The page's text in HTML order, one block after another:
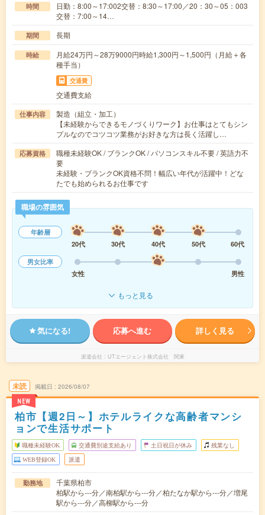
時間
日勤：8:00～17:002交替：8:30～17:00／20：30～05：003
交替：7:00～14…
期間 長期
時給
月給24万円～28万9000円時給1,300円～1,500円（月給＋各
種手当）
交通費
交通費支給
仕事内容
製造（組立・加工）
【未経験からできるモノづくりワーク】お仕事はとてもシン
プルなのでコツコツ業務がお好きな方は長く活躍し…
応募資格
職種未経験OK / ブランクOK / パソコンスキル不要 / 英語力不
要
未経験・ブランクOK資格不問！幅広い年代が活躍中！どな
たでも始められるお仕事です
職場の雰囲気
年齢層
20代
30代 40代 50代
60代
男女比率
女性
男性
もっと見る
気になる! 応募へ進む 詳しく見る
派遣会社 UTエージェント株式会社 関東
未読
NEW
掲載日 2026/08/07
柏市【週2日～】ホテルライクな高齢者マンシ
ョンで生活サポート
職種未経験OK 交通費別途支給あり 土日祝日が休み 残業なし
WEB登録OK 派遣
勤務地
千葉県柏市
柏駅から---分／南柏駅から---分／柏たなか駅から---分／増尾
駅から---分／高柳駅から---分